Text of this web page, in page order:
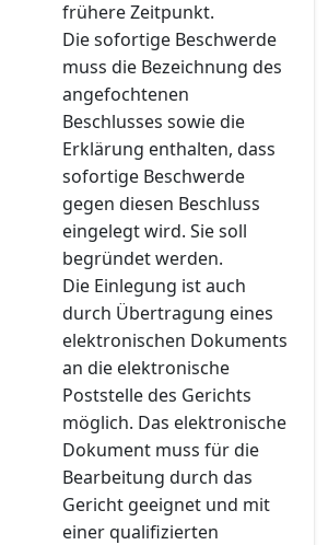
frühere Zeitpunkt.
Die sofortige Beschwerde
muss die Bezeichnung des
angefochtenen
Beschlusses sowie die
Erklärung enthalten, dass
sofortige Beschwerde
gegen diesen Beschluss
eingelegt wird. Sie soll
begründet werden.
Die Einlegung ist auch
durch Übertragung eines
elektronischen Dokuments
an die elektronische
Poststelle des Gerichts
möglich. Das elektronische
Dokument muss für die
Bearbeitung durch das
Gericht geeignet und mit
einer qualifizierten